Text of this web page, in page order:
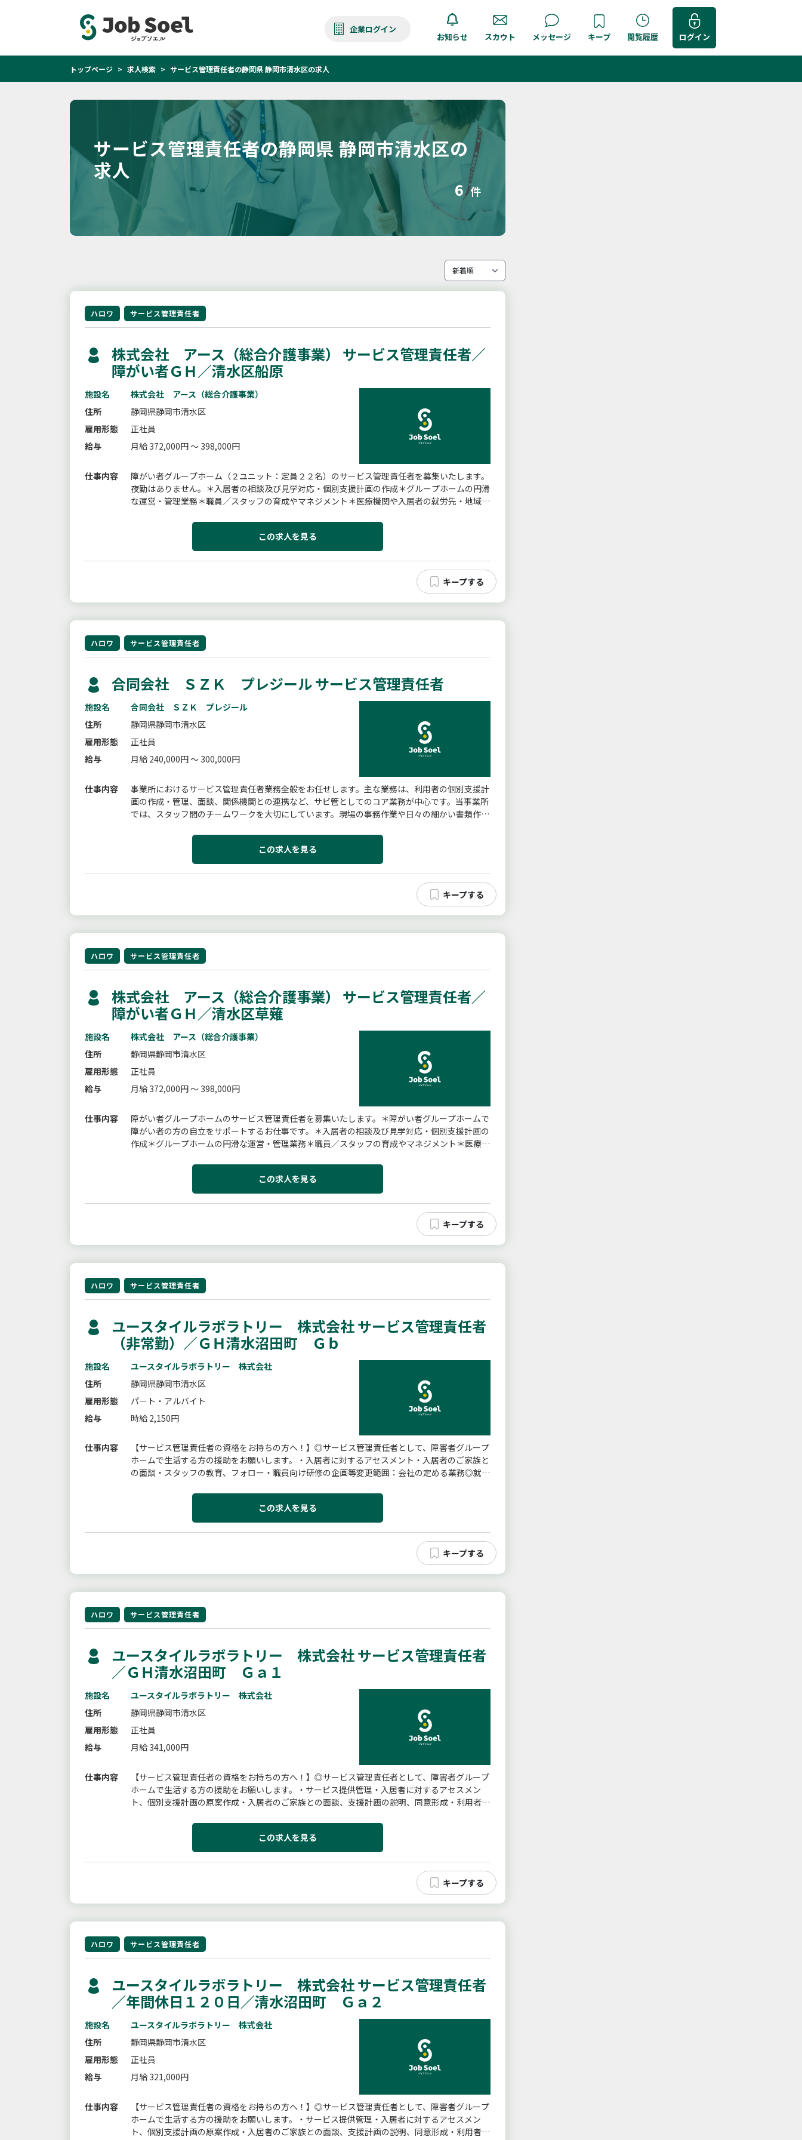
企業ログイン
お知らせ スカウト メッセージ キープ 閲覧履歴 ログイン
トップページ 求人検索 サービス管理責任者の静岡県 静岡市清水区の求人
サービス管理責任者の静岡県 静岡市清水区の
求人
6 件
ハロワ サービス管理責任者
株式会社 アース（総合介護事業） サービス管理責任者／
障がい者ＧＨ／清水区船原
施設名
株式会社 アース（総合介護事業）
住所
静岡県静岡市清水区
雇用形態
正社員
給与
月給 372,000円 ～ 398,000円
仕事内容
障がい者グループホーム（２ユニット：定員２２名）のサービス管理責任者を募集いたします。
夜勤はありません。＊入居者の相談及び見学対応・個別支援計画の作成＊グループホームの円滑
な運営・管理業務＊職員／スタッフの育成やマネジメント＊医療機関や入居者の就労先・地域事
この求人を見る
ハロワ サービス管理責任者
合同会社 ＳＺＫ プレジール サービス管理責任者
施設名
合同会社 ＳＺＫ プレジール
住所
静岡県静岡市清水区
雇用形態
正社員
給与
月給 240,000円 ～ 300,000円
仕事内容
事業所におけるサービス管理責任者業務全般をお任せします。主な業務は、利用者の個別支援計
画の作成・管理、面談、関係機関との連携など、サビ管としてのコア業務が中心です。当事業所
では、スタッフ間のチームワークを大切にしています。現場の事務作業や日々の細かい書類作成
この求人を見る
ハロワ サービス管理責任者
株式会社 アース（総合介護事業） サービス管理責任者／
障がい者ＧＨ／清水区草薙
施設名
株式会社 アース（総合介護事業）
住所
静岡県静岡市清水区
雇用形態
正社員
給与
月給 372,000円 ～ 398,000円
仕事内容
障がい者グループホームのサービス管理責任者を募集いたします。＊障がい者グループホームで
障がい者の方の自立をサポートするお仕事です。＊入居者の相談及び見学対応・個別支援計画の
作成＊グループホームの円滑な運営・管理業務＊職員／スタッフの育成やマネジメント＊医療機
この求人を見る
ハロワ サービス管理責任者
ユースタイルラボラトリー 株式会社 サービス管理責任者
（非常勤）／ＧＨ清水沼田町 Ｇｂ
施設名
ユースタイルラボラトリー 株式会社
住所
静岡県静岡市清水区
雇用形態
パート・アルバイト
給与
時給 2,150円
仕事内容
【サービス管理責任者の資格をお持ちの方へ！】◎サービス管理責任者として、障害者グループ
ホームで生活する方の援助をお願いします。・入居者に対するアセスメント・入居者のご家族と
の面談・スタッフの教育、フォロー・職員向け研修の企画等変更範囲：会社の定める業務◎就労
この求人を見る
ハロワ サービス管理責任者
ユースタイルラボラトリー 株式会社 サービス管理責任者
／ＧＨ清水沼田町 Ｇａ１
施設名
ユースタイルラボラトリー 株式会社
住所
静岡県静岡市清水区
雇用形態
正社員
給与
月給 341,000円
仕事内容
【サービス管理責任者の資格をお持ちの方へ！】◎サービス管理責任者として、障害者グループ
ホームで生活する方の援助をお願いします。・サービス提供管理・入居者に対するアセスメン
ト、個別支援計画の原案作成・入居者のご家族との面談、支援計画の説明、同意形成・利用者様
この求人を見る
ハロワ サービス管理責任者
ユースタイルラボラトリー 株式会社 サービス管理責任者
／年間休日１２０日／清水沼田町 Ｇａ２
施設名
ユースタイルラボラトリー 株式会社
住所
静岡県静岡市清水区
雇用形態
正社員
給与
月給 321,000円
仕事内容
【サービス管理責任者の資格をお持ちの方へ！】◎サービス管理責任者として、障害者グループ
ホームで生活する方の援助をお願いします。・サービス提供管理・入居者に対するアセスメン
ト、個別支援計画の原案作成・入居者のご家族との面談、支援計画の説明、同意形成・利用者様